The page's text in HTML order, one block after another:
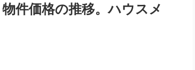
件価格の推移。ハウスメ